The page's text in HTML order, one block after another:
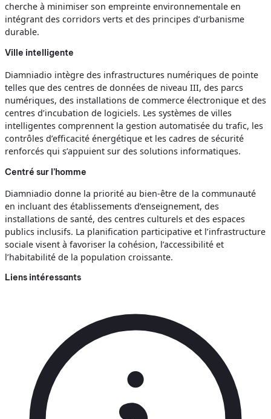
cherche à minimiser son empreinte environnementale en
intégrant des corridors verts et des principes d’urbanisme
durable.
Ville intelligente
Diamniadio intègre des infrastructures numériques de pointe
telles que des centres de données de niveau III, des parcs
numériques, des installations de commerce électronique et des
centres d’incubation de logiciels. Les systèmes de villes
intelligentes comprennent la gestion automatisée du trafic, les
contrôles d’efficacité énergétique et les cadres de sécurité
renforcés qui s’appuient sur des solutions informatiques.
Centré sur l’homme
Diamniadio donne la priorité au bien-être de la communauté
en incluant des établissements d’enseignement, des
installations de santé, des centres culturels et des espaces
publics inclusifs. La planification participative et l’infrastructure
sociale visent à favoriser la cohésion, l’accessibilité et
l’habitabilité de la population croissante.
Liens intéressants